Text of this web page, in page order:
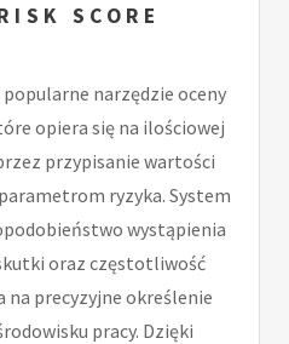
SCORE
popularne narzędzie oceny
opiera się na ilościowej
przypisanie wartości
ryzyka. System
wystąpienia
oraz częstotliwość
na precyzyjne określenie
pracy. Dzięki